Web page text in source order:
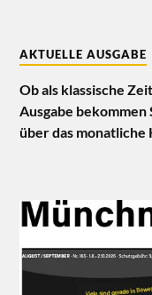
AKTUELLE AUSGABE
Ob als klassische
Ausgabe
über das monatliche